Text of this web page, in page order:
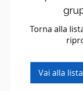
Torna alla
Vai alla